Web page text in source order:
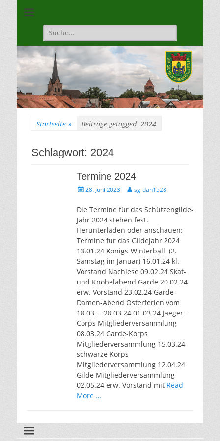
1528
Suche
für:
Startseite » Beiträge getagged 2024
Schlagwort: 2024
Termine 2024
Gepostet
28. Juni 2023 Autorsg-dan1528
Die Termine für das Schützengilde-
Jahr 2024 stehen fest.
Herunterladen oder anschauen:
Termine für das Gildejahr 2024
13.01.24 Königs-Winterball (2.
Samstag im Januar) 16.01.24 kl.
Vorstand Nachlese 09.02.24 Skat-
und Knobelabend Garde 20.02.24
erw. Vorstand 23.02.24 Garde-
Damen-Abend Osterferien vom
18.03. – 28.03.24 01.03.24 Jaeger-
Corps Mitgliederversammlung
08.03.24 Garde-Korps
Mitgliederversammlung 15.03.24
schwarze Korps
Mitgliederversammlung 12.04.24
Gilde Mitgliederversammlung
02.05.24 erw. Vorstand mit Read
More …